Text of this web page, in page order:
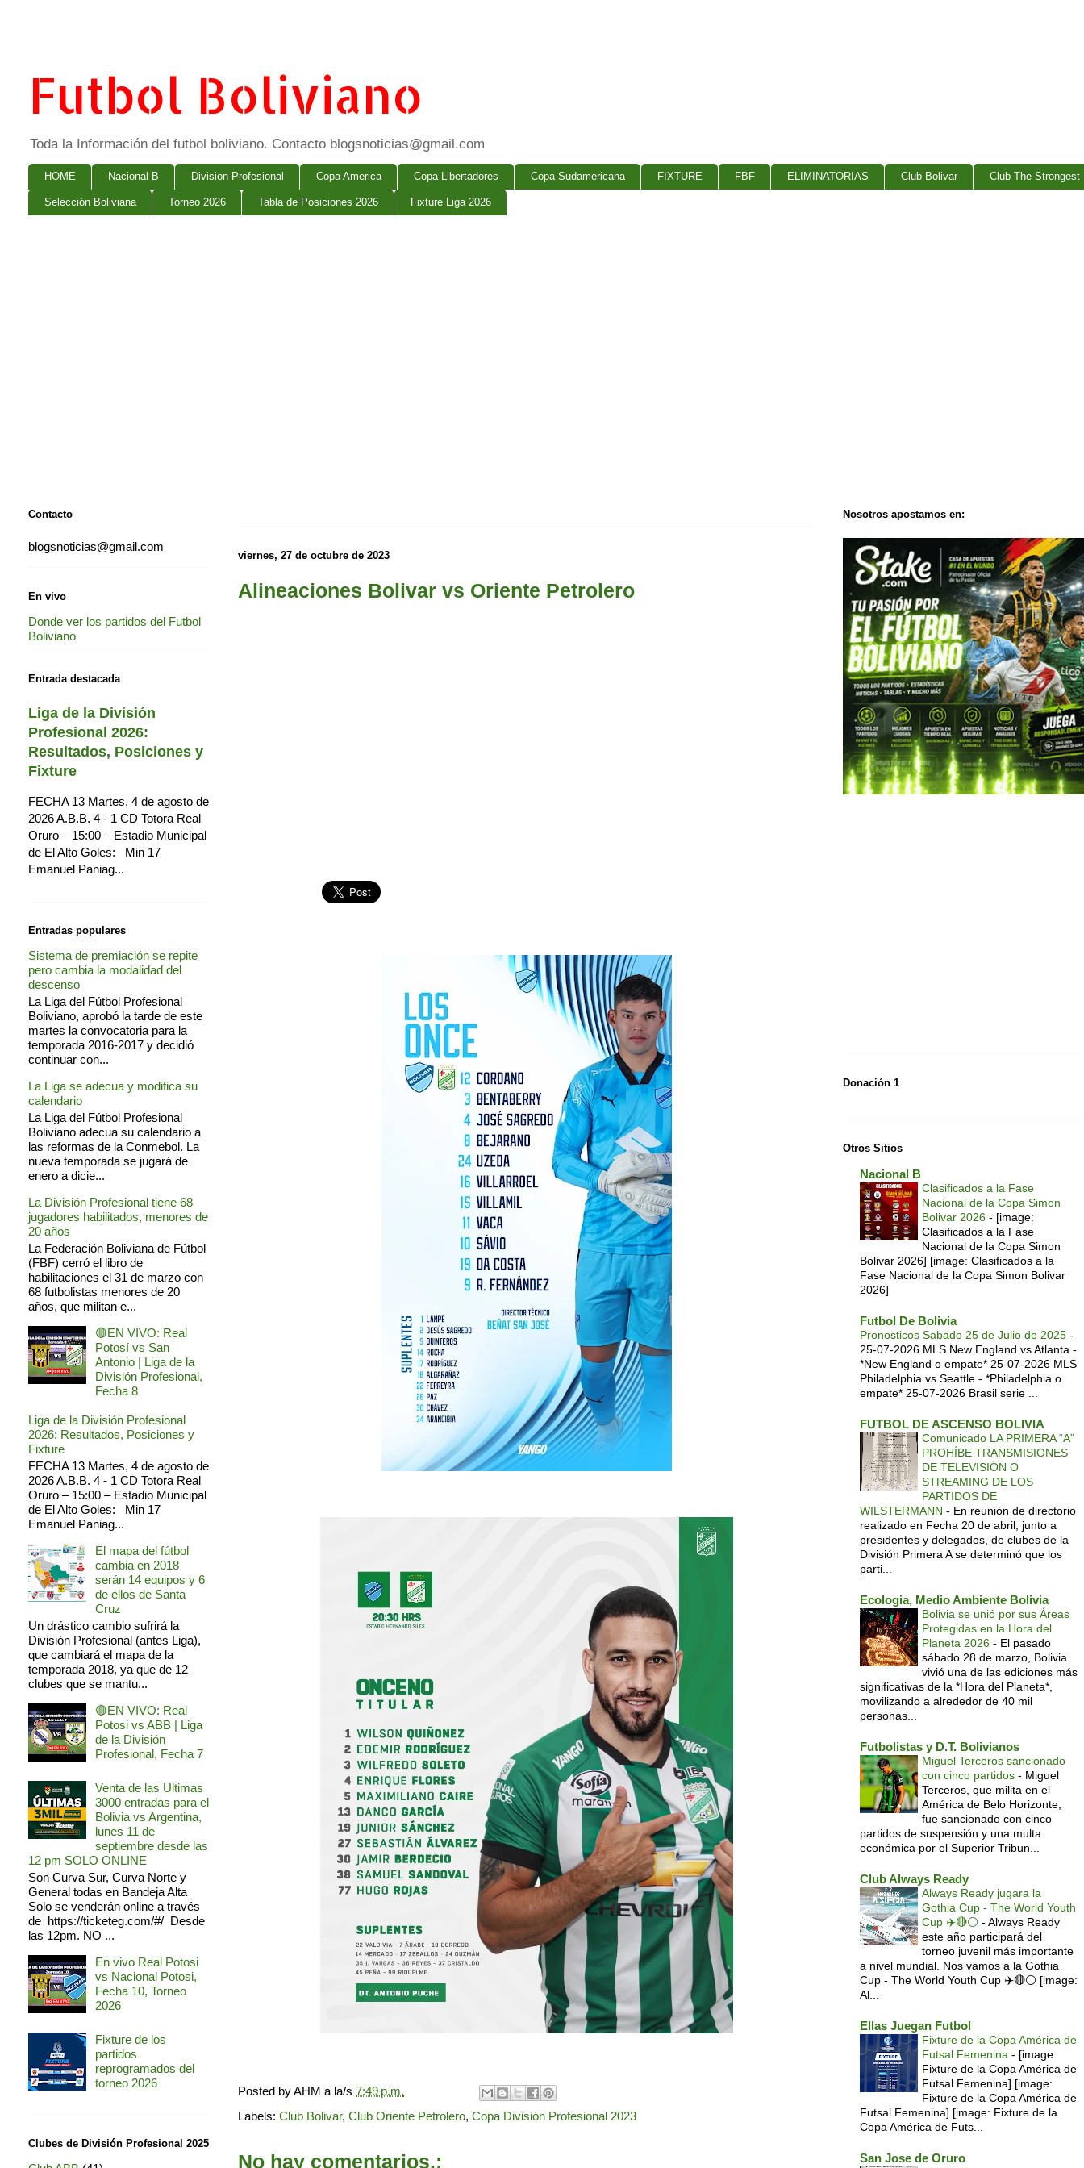
Futbol Boliviano
Toda la Información del futbol boliviano. Contacto blogsnoticias@gmail.com
HOME Nacional B Division Profesional Copa America Copa Libertadores Copa Sudamericana FIXTURE FBF ELIMINATORIAS Club Bolivar Club The Strongest
Selección Boliviana Torneo 2026 Tabla de Posiciones 2026 Fixture Liga 2026
viernes, 27 de octubre de 2023
Alineaciones Bolivar vs Oriente Petrolero
Posted byAHM a la/s 7:49 p.m.
Labels: Club Bolivar, Club Oriente Petrolero, Copa División Profesional 2023
No hay comentarios.:
Contacto
blogsnoticias@gmail.com
En vivo
Donde ver los partidos del Futbol
Boliviano
Entrada destacada
Liga de la División
Profesional 2026:
Resultados, Posiciones y
Fixture
FECHA 13 Martes, 4 de agosto de
2026 A.B.B. 4 - 1 CD Totora Real
Oruro – 15:00 – Estadio Municipal
de El Alto Goles: Min 17
Emanuel Paniag...
Entradas populares
Sistema de premiación se repite
pero cambia la modalidad del
descenso
La Liga del Fútbol Profesional
Boliviano, aprobó la tarde de este
martes la convocatoria para la
temporada 2016-2017 y decidió
continuar con...
La Liga se adecua y modifica su
calendario
La Liga del Fútbol Profesional
Boliviano adecua su calendario a
las reformas de la Conmebol. La
nueva temporada se jugará de
enero a dicie...
La División Profesional tiene 68
jugadores habilitados, menores de
20 años
La Federación Boliviana de Fútbol
(FBF) cerró el libro de
habilitaciones el 31 de marzo con
68 futbolistas menores de 20
años, que militan e...
🔴EN VIVO: Real
Potosí vs San
Antonio | Liga de la
División Profesional,
Fecha 8
Liga de la División Profesional
2026: Resultados, Posiciones y
Fixture
FECHA 13 Martes, 4 de agosto de
2026 A.B.B. 4 - 1 CD Totora Real
Oruro – 15:00 – Estadio Municipal
de El Alto Goles: Min 17
Emanuel Paniag...
El mapa del fútbol
cambia en 2018
serán 14 equipos y 6
de ellos de Santa
Cruz
Un drástico cambio sufrirá la
División Profesional (antes Liga),
que cambiará el mapa de la
temporada 2018, ya que de 12
clubes que se mantu...
🔴EN VIVO: Real
Potosi vs ABB | Liga
de la División
Profesional, Fecha 7
Venta de las Ultimas
3000 entradas para el
Bolivia vs Argentina,
lunes 11 de
septiembre desde las
12 pm SOLO ONLINE
Son Curva Sur, Curva Norte y
General todas en Bandeja Alta
Solo se venderán online a través
de https://ticketeg.com/#/ Desde
las 12pm. NO ...
En vivo Real Potosi
vs Nacional Potosi,
Fecha 10, Torneo
2026
Fixture de los
partidos
reprogramados del
torneo 2026
Clubes de División Profesional 2025
Nosotros apostamos en:
Donación 1
Otros Sitios
Nacional B
Clasificados a la Fase
Nacional de la Copa Simon
Bolivar 2026 - [image:
Clasificados a la Fase
Nacional de la Copa Simon
Bolivar 2026] [image: Clasificados a la
Fase Nacional de la Copa Simon Bolivar
2026]
Futbol De Bolivia
Pronosticos Sabado 25 de Julio de 2025 -
25-07-2026 MLS New England vs Atlanta -
*New England o empate* 25-07-2026 MLS
Philadelphia vs Seattle - *Philadelphia o
empate* 25-07-2026 Brasil serie ...
FUTBOL DE ASCENSO BOLIVIA
Comunicado LA PRIMERA “A”
PROHÍBE TRANSMISIONES
DE TELEVISIÓN O
STREAMING DE LOS
PARTIDOS DE
WILSTERMANN - En reunión de directorio
realizado en Fecha 20 de abril, junto a
presidentes y delegados, de clubes de la
División Primera A se determinó que los
parti...
Ecologia, Medio Ambiente Bolivia
Bolivia se unió por sus Áreas
Protegidas en la Hora del
Planeta 2026 - El pasado
sábado 28 de marzo, Bolivia
vivió una de las ediciones más
significativas de la *Hora del Planeta*,
movilizando a alrededor de 40 mil
personas...
Futbolistas y D.T. Bolivianos
Miguel Terceros sancionado
con cinco partidos - Miguel
Terceros, que milita en el
América de Belo Horizonte,
fue sancionado con cinco
partidos de suspensión y una multa
económica por el Superior Tribun...
Club Always Ready
Always Ready jugara la
Gothia Cup - The World Youth
Cup ✈️🔴⚪️ - Always Ready
este año participará del
torneo juvenil más importante
a nivel mundial. Nos vamos a la Gothia
Cup - The World Youth Cup ✈️🔴⚪️ [image:
Al...
Ellas Juegan Futbol
Fixture de la Copa América de
Futsal Femenina - [image:
Fixture de la Copa América de
Futsal Femenina] [image:
Fixture de la Copa América de
Futsal Femenina] [image: Fixture de la
Copa América de Futs...
San Jose de Oruro